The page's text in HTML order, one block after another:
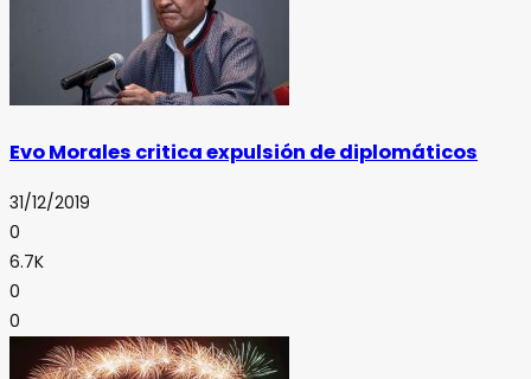
Evo Morales critica expulsión de diplomáticos
31/12/2019
0
6.7K
0
0